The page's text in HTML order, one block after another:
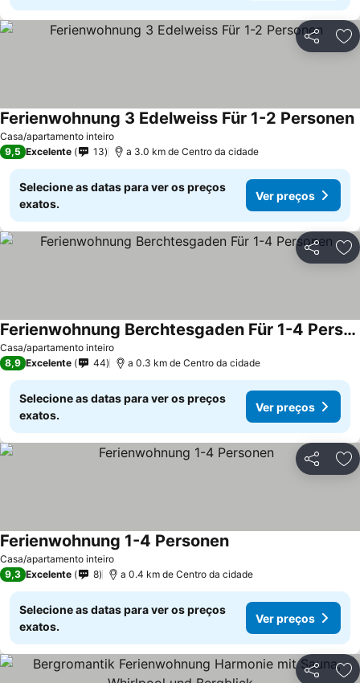
Partilhar
Casa/apartamento inteiro
Ferienwohnung 3 Edelweiss Für 1-2 Personen
9,5 Excelente 13 a 3.0 km de Centro da cidade
Selecione as datas para ver os preços
exatos.
Ver preços
Partilhar
Casa/apartamento inteiro
Ferienwohnung Berchtesgaden Für 1-4 Personen
8,9 Excelente 44 a 0.3 km de Centro da cidade
Selecione as datas para ver os preços
exatos.
Ver preços
Partilhar
Casa/apartamento inteiro
Ferienwohnung 1-4 Personen
9,3 Excelente 8 a 0.4 km de Centro da cidade
Selecione as datas para ver os preços
exatos.
Ver preços
Partilhar